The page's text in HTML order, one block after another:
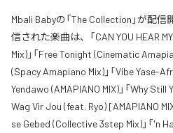
Mbali Babyの「The Collection」が配
信された楽曲は、「CAN YOU HEAR
Mix)」「Free Tonight (Cinematic
(Spacy Amapiano Mix)」「Vibe Yase-
Yendawo (AMAPIANO MIX)」「Why Still
Wag Vir Jou (feat. Ryo) [AMAPIANO
se Gebed (Collective 3step Mix)」「'n